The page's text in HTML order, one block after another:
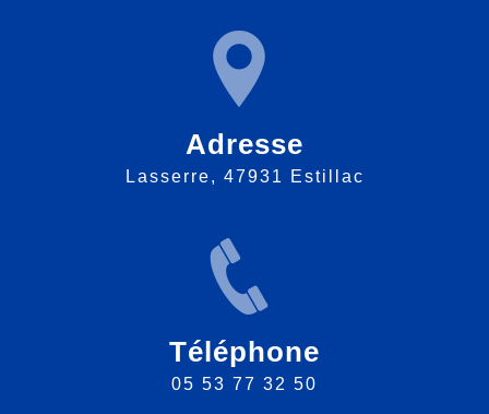
Adresse
Lasserre, 47931 Estillac
Téléphone
05 53 77 32 50